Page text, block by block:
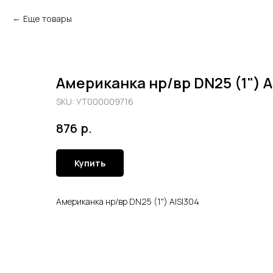
Еще товары
Американка нр/вр DN25 (1")
SKU: УТ000009716
876 р.
Купить
Американка нр/вр DN25 (1") AISI304